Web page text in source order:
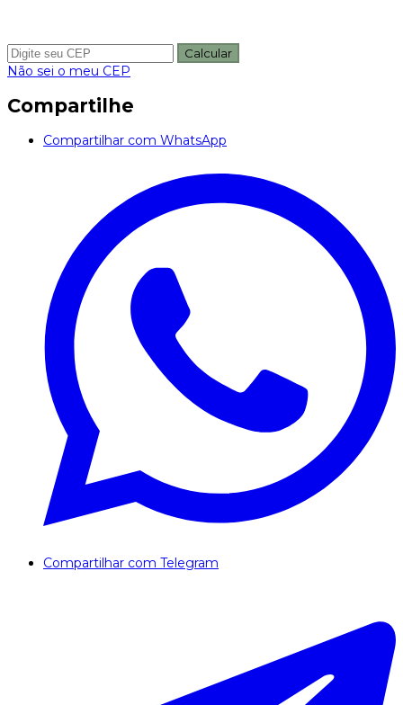
Calcular
Não sei o meu CEP
Compartilhe
Compartilhar com WhatsApp
Compartilhar com Telegram